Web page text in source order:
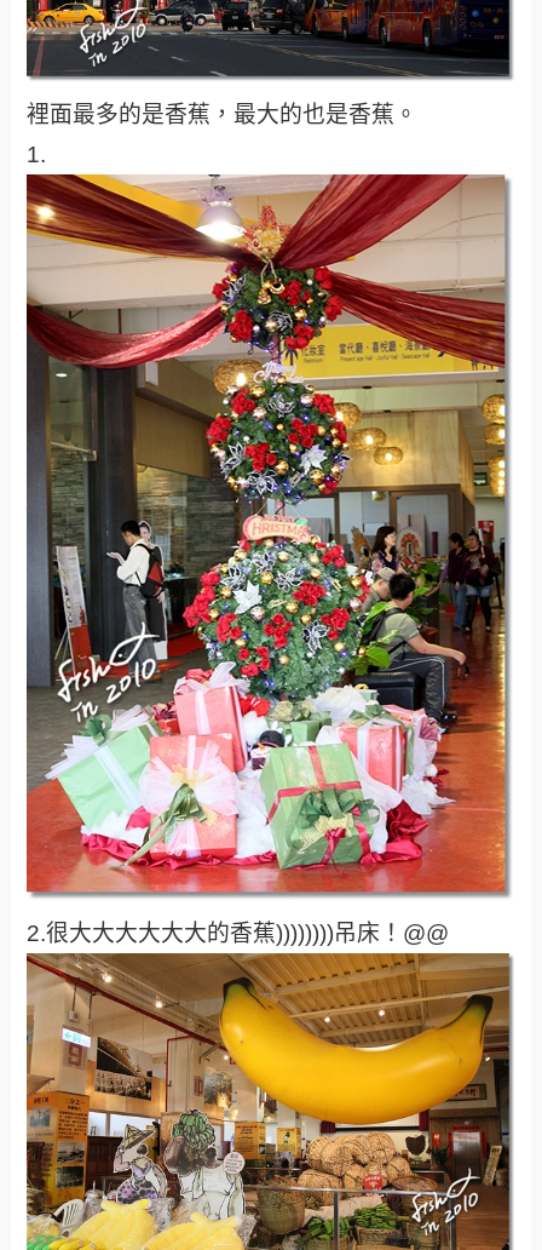
裡面最多的是香蕉，最大的也是香蕉。
1.
2.很大大大大大大的香蕉))))))))吊床！@@